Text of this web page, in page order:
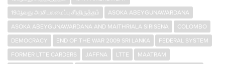
19ஆவது அரசியலமைப்பு சீர்திருத்தம்
ASOKA ABEYGUNAWARDANA
ASOKA ABEYGUNAWARDANA AND MAITHRIALA SIRISENA
COLOMBO
DEMOCRACY
END OF THE WAR 2009 SRI LANKA
FEDERAL SYSTEM
FORMER LTTE CARDERS
JAFFNA LTTE
MAATRAM